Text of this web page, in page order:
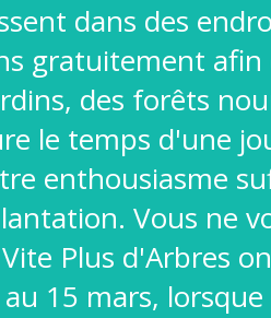
dans des
gratuitement afin
des forêts
le temps d'une
enthousiasme
Vous ne
Plus d'Arbres
15 mars,